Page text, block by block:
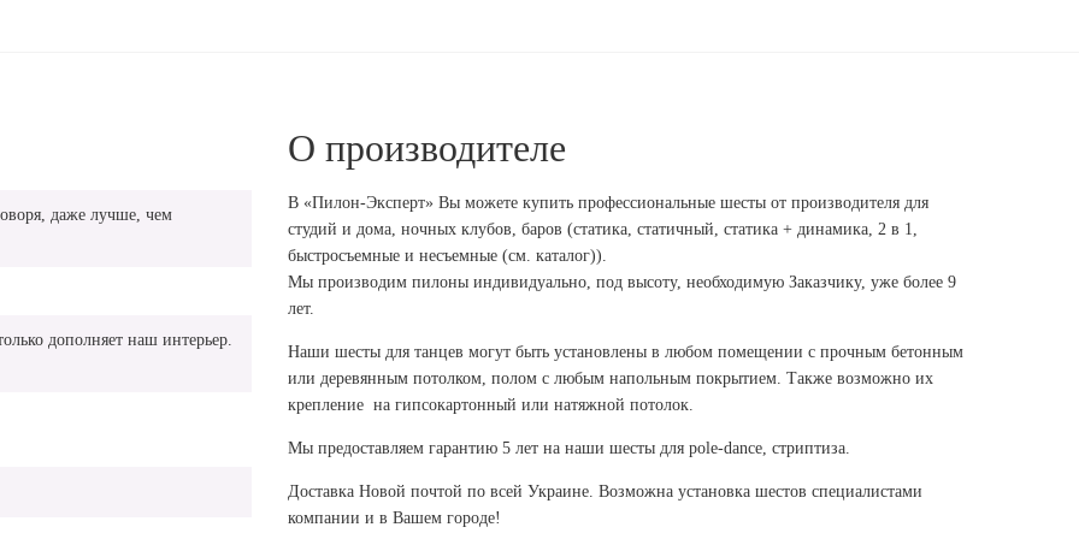
даже лучше, чем
дополняет наш интерьер.
О производителе
В «Пилон-Эксперт» Вы можете купить профессиональные шесты от производителя для
студий и дома, ночных клубов, баров (статика, статичный, статика + динамика, 2 в 1,
быстросъемные и несъемные (см. каталог)).
Мы производим пилоны индивидуально, под высоту, необходимую Заказчику, уже более 9
лет.
Наши шесты для танцев могут быть установлены в любом помещении с прочным бетонным
или деревянным потолком, полом с любым напольным покрытием. Также возможно их
крепление на гипсокартонный или натяжной потолок.
Мы предоставляем гарантию 5 лет на наши шесты для pole-dance, стриптиза.
Доставка Новой почтой по всей Украине. Возможна установка шестов специалистами
компании и в Вашем городе!